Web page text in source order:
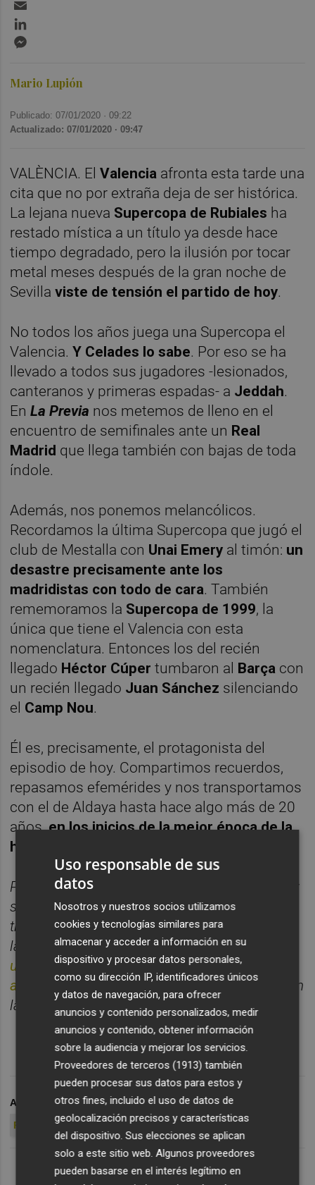
Mario Lupión
Publicado: 07/01/2020 ·09:22
Actualizado: 07/01/2020 · 09:47
VALÈNCIA. ElValencia afronta esta tarde una
cita que no por extraña deja de ser histórica.
La lejana nueva Supercopa de Rubiales ha
restado mística a un título ya desde hace
tiempo degradado, pero la ilusión por tocar
metal meses después de la gran noche de
Sevilla viste de tensión el partido de hoy.
No todos los años juega una Supercopa el
Valencia.Y Celades lo sabe. Por eso se ha
llevado a todos sus jugadores -lesionados,
canteranos y primeras espadas- a Jeddah.
EnLa Previa nos metemos de lleno en el
encuentro de semifinales ante un Real
Madrid que llega también con bajas de toda
índole.
Además, nos ponemos melancólicos.
Recordamos la última Supercopa que jugó el
club de Mestalla con Unai Emery al timón: un
desastre precisamente ante los
madridistas con todo de cara. También
rememoramos la Supercopa de 1999, la
única que tiene el Valencia con esta
nomenclatura. Entonces los del recién
llegado Héctor Cúpertumbaron al Barça con
un recién llegado Juan Sánchez silenciando
el Camp Nou.
Él es, precisamente, el protagonista del
episodio de hoy. Compartimos recuerdos,
repasamos efemérides y nos transportamos
con el de Aldaya hasta hace algo más de 20
años,en los inicios de la mejor época de la
historia del valencianismo
Puedes escuchar la entrevista en Plaza Radio y
suscribirte para recibir cada nuevo episodio a
través de WhatsApp enviando un mensaje con
la palabra PREVIA al 605 66 36 70.Si estás en
un smartphone, puedes hacerlo pinchando
aquí
. Recuerda que debes guardar el número en
la agenda de tu móvil.
ARCHIVADO EN VALENCIA CF
SUPERCOPA DE ESPAÑA
RADIO
Uso responsable de sus
datos
Nosotros y nuestros socios utilizamos
cookies y tecnologías similares para
almacenar y acceder a información en su
dispositivo y procesar datos personales,
como su dirección IP, identificadores únicos
y datos de navegación, para ofrecer
anuncios y contenido personalizados, medir
anuncios y contenido, obtener información
sobre la audiencia y mejorar los servicios.
Proveedores de terceros (1913) también
pueden procesar sus datos para estos y
otros fines, incluido el uso de datos de
geolocalización precisos y características
del dispositivo. Sus elecciones se aplican
solo a este sitio web. Algunos proveedores
pueden basarse en el interés legítimo en